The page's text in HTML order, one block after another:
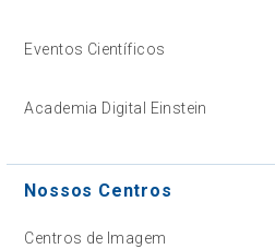
Eventos Científicos
Academia Digital Einstein
Nossos Centros
Centros de Imagem